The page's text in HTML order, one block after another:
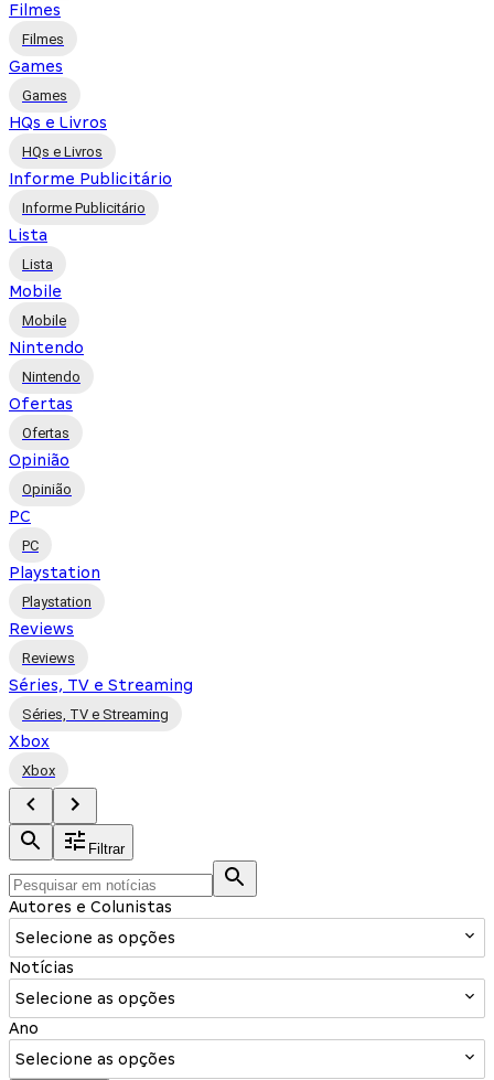
Filmes
Filmes
Games
Games
HQs e Livros
HQs e Livros
Informe Publicitário
Informe Publicitário
Lista
Lista
Mobile
Mobile
Nintendo
Nintendo
Ofertas
Ofertas
Opinião
Opinião
PC
PC
Playstation
Playstation
Reviews
Reviews
Séries, TV e Streaming
Séries, TV e Streaming
Xbox
Xbox
Filtrar
Autores e Colunistas
Selecione as opções
Notícias
Selecione as opções
Ano
Selecione as opções